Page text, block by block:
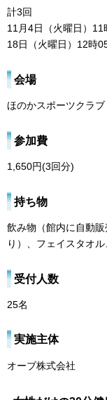
計3回
11月4日（火曜日）
18日（火曜日）12時
会場
ほのかスポーツクラブ
参加費
1,650円(3回分)
持ち物
飲み物（館内に自動
り）、フェイスタオ
受付人数
25名
実施主体
オーブ株式会社